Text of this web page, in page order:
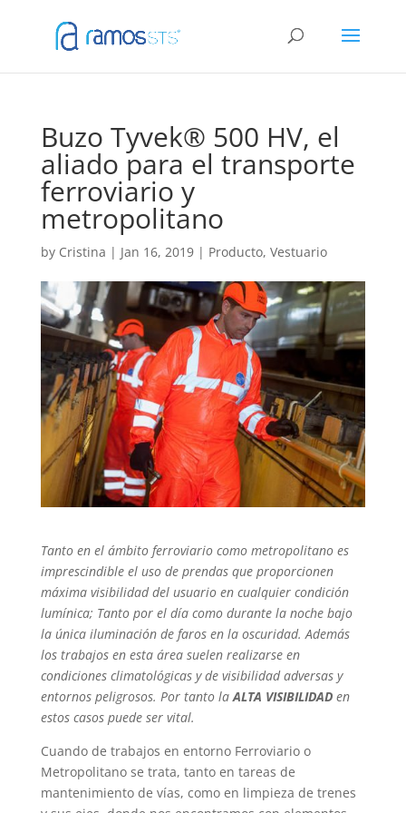
Buzo Tyvek® 500 HV, el
aliado para el transporte
ferroviario y
metropolitano
by Cristina | Jan 16, 2019| Producto, Vestuario
Tanto en el ámbito ferroviario como metropolitano es
imprescindible el uso de prendas que proporcionen
máxima visibilidad del usuario en cualquier condición
lumínica; Tanto por el día como durante la noche bajo
la única iluminación de faros en la oscuridad. Además
los trabajos en esta área suelen realizarse en
condiciones climatológicas y de visibilidad adversas y
entornos peligrosos. Por tanto la ALTA VISIBILIDADen
estos casos puede ser vital.
Cuando de trabajos en entorno Ferroviario o
Metropolitano se trata, tanto en tareas de
mantenimiento de vías, como en limpieza de trenes